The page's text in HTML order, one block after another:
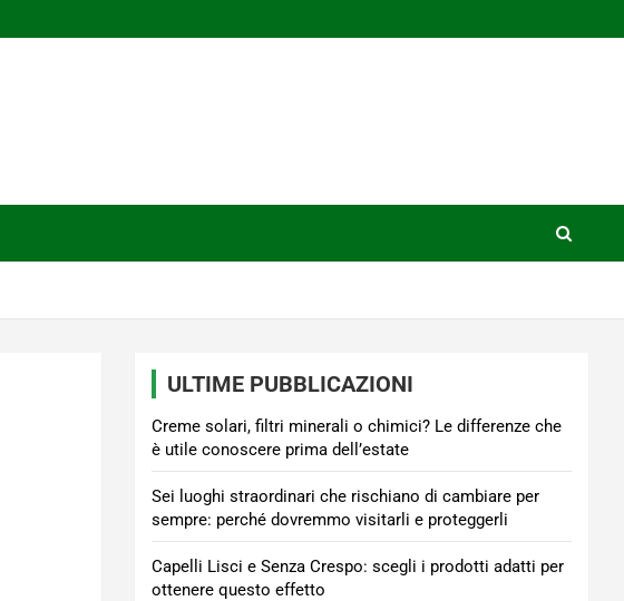
ULTIME PUBBLICAZIONI
Creme solari, filtri minerali o chimici? Le differenze che
è utile conoscere prima dell’estate
Sei luoghi straordinari che rischiano di cambiare per
sempre: perché dovremmo visitarli e proteggerli
Capelli Lisci e Senza Crespo: scegli i prodotti adatti per
ottenere questo effetto